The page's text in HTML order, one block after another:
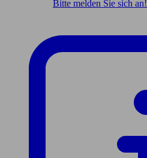
Bitte melden Sie sich an!